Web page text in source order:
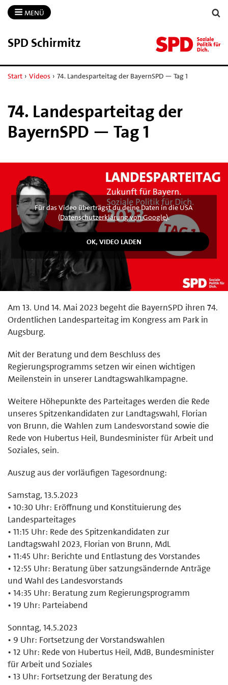
MENÜ
SPD Schirmitz
Start › Videos › 74. Landesparteitag der BayernSPD — Tag 1
74. Landesparteitag der
BayernSPD — Tag 1
Für das Video überträgst du deine Daten in die USA
(Datenschutzerklärung von Google).
Am 13. Und 14. Mai 2023 begeht die BayernSPD ihren 74.
Ordentlichen Landesparteitag im Kongress am Park in
Augsburg.
Mit der Beratung und dem Beschluss des
Regierungsprogramms setzen wir einen wichtigen
Meilenstein in unserer Landtagswahlkampagne.
Weitere Höhepunkte des Parteitages werden die Rede
unseres Spitzenkandidaten zur Landtagswahl, Florian
von Brunn, die Wahlen zum Landesvorstand sowie die
Rede von Hubertus Heil, Bundesminister für Arbeit und
Soziales, sein.
Auszug aus der vorläufigen Tagesordnung:
Samstag, 13.5.2023
• 10:30 Uhr: Eröffnung und Konstituierung des
Landesparteitages
• 11:15 Uhr: Rede des Spitzenkandidaten zur
Landtagswahl 2023, Florian von Brunn, MdL
• 11:45 Uhr: Berichte und Entlastung des Vorstandes
• 12:55 Uhr: Beratung über satzungsändernde Anträge
und Wahl des Landesvorstands
• 14:35 Uhr: Beratung zum Regierungsprogramm
• 19 Uhr: Parteiabend
Sonntag, 14.5.2023
• 9 Uhr: Fortsetzung der Vorstandswahlen
• 12 Uhr: Rede von Hubertus Heil, MdB, Bundesminister
für Arbeit und Soziales
• 13 Uhr: Fortsetzung der Beratung des